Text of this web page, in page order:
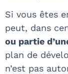
Si vous êtes
peut, dans
ou partie
plan de
n’est pas